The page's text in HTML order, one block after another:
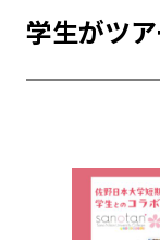
学生がツ